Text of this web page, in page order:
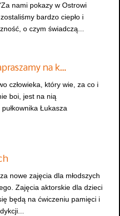
nami pokazy w Ostrowi
bardzo ciepło i
o czym świadczą...
na k…
człowieka, który wie, za co i
boi, jest na nią
Łukasza
nowe zajęcia dla młodszych
Zajęcia aktorskie dla dzieci
będą na ćwiczeniu pamięci i